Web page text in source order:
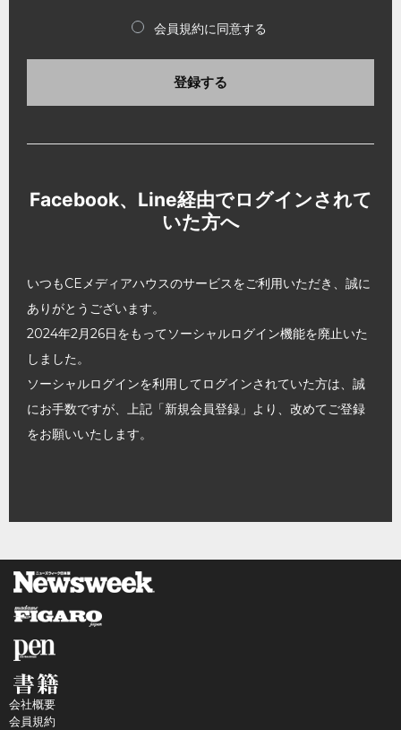
会員規約に同意する
登録する
Facebook、Line経由でログインされて
いた方へ
いつもCEメディアハウスのサービスをご利用いただき、誠に
ありがとうございます。
2024年2月26日をもってソーシャルログイン機能を廃止いた
しました。
ソーシャルログインを利用してログインされていた方は、誠
にお手数ですが、上記「新規会員登録」より、改めてご登録
をお願いいたします。
会社概要
会員規約